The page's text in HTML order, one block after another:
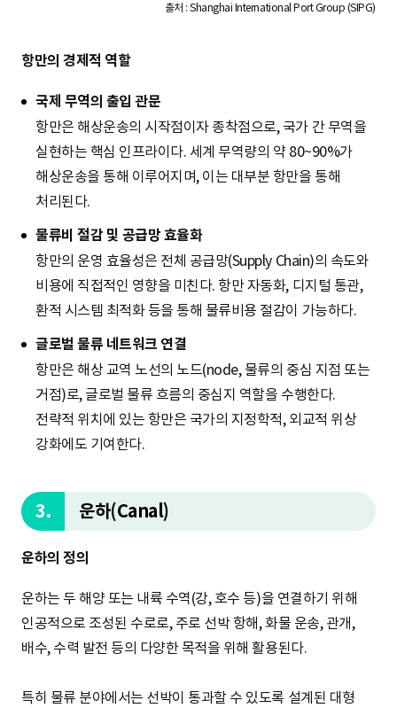
출처 : Shanghai International Port Group (SIPG)
항만의 경제적 역할
국제 무역의 출입 관문
항만은 해상운송의 시작점이자 종착점으로, 국가 간 무역을
실현하는 핵심 인프라이다. 세계 무역량의 약 80~90%가
해상운송을 통해 이루어지며, 이는 대부분 항만을 통해
처리된다.
물류비 절감 및 공급망 효율화
항만의 운영 효율성은 전체 공급망(Supply Chain)의 속도와
비용에 직접적인 영향을 미친다. 항만 자동화, 디지털 통관,
환적 시스템 최적화 등을 통해 물류비용 절감이 가능하다.
글로벌 물류 네트워크 연결
항만은 해상 교역 노선의 노드(node, 물류의 중심 지점 또는
거점)로, 글로벌 물류 흐름의 중심지 역할을 수행한다.
전략적 위치에 있는 항만은 국가의 지정학적, 외교적 위상
강화에도 기여한다.
3. 운하(Canal)
운하의 정의
운하는 두 해양 또는 내륙 수역(강, 호수 등)을 연결하기 위해
인공적으로 조성된 수로로, 주로 선박 항해, 화물 운송, 관개,
배수, 수력 발전 등의 다양한 목적을 위해 활용된다.
특히 물류 분야에서는 선박이 통과할 수 있도록 설계된 대형